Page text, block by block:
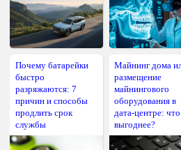
Почему батарейки
быстро
разряжаются: 7
причин и способы
продлить срок
службы
Майнинг дома
размещение
майнингового
оборудования в
дата-центре: что
выгоднее?